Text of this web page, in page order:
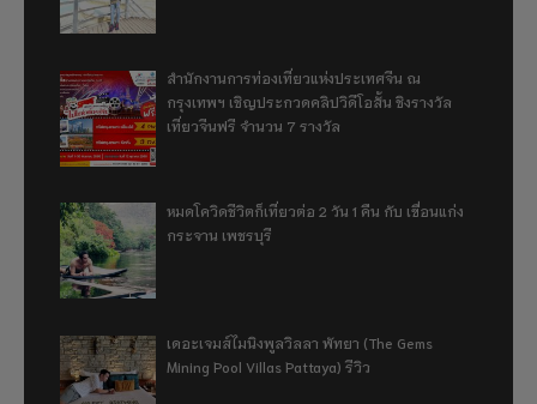
สำนักงานการท่องเที่ยวแห่งประเทศจีน ณ
กรุงเทพฯ เชิญประกวดคลิปวิดีโอสั้น ชิงรางวัล
เที่ยวจีนฟรี จำนวน 7 รางวัล
หมดโควิดชีวิตก็เที่ยวต่อ 2 วัน 1 คืน กับ เขื่อนแก่ง
กระจาน เพชรบุรี
เดอะเจมส์ไมนิงพูลวิลลา พัทยา (The Gems
Mining Pool Villas Pattaya) รีวิว